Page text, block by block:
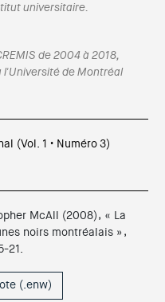
universitaire.
de 2004 à 2018,
de Montréal
(Vol. 1 • Numéro3)
McAll (2008), « La
noirs montréalais »,
21
(.enw)